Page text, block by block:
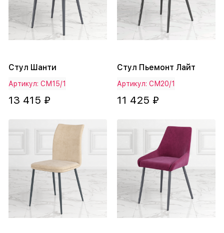
Стул Шанти
Артикул: СМ15/1
13 415 ₽
Стул Пьемонт Лайт
Артикул: СМ20/1
11 425 ₽